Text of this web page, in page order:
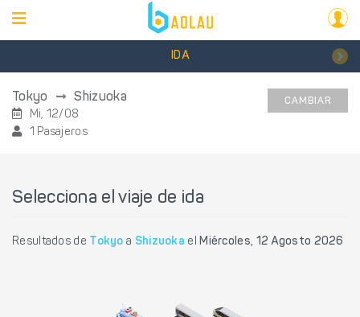
IDA
Tokyo Shizuoka
Mi, 12/08
1 Pasajeros
CAMBIAR
Selecciona el viaje de ida
Resultados de Tokyo a Shizuoka elMiércoles, 12 Agosto 2026